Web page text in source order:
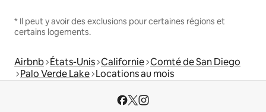
* Il peut y avoir des exclusions pour certaines régions et
certains logements.
Airbnb États-Unis Californie Comté de San Diego
Palo Verde Lake Locations au mois